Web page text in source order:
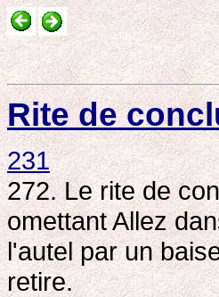
Rite de
231
272. Le rite de
omettant Allez
l'autel par un
retire.